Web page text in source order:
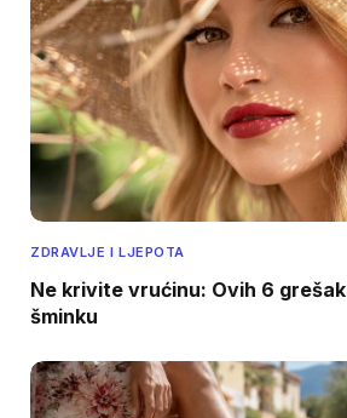
ZDRAVLJE I LJEPOTA
Ne krivite vrućinu: Ovih 6
šminku